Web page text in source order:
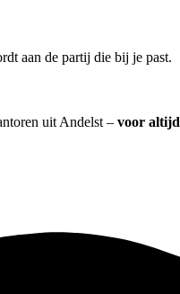
aan de partij die bij je past.
uit Andelst – voor altijd